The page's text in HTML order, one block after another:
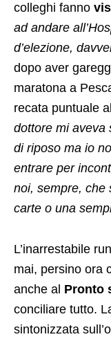
colleghi fanno
ad andare
d’elezione,
dopo aver
maratona a
recata puntuale
dottore mi aveva
di riposo ma io
entrare per
noi, sempre, che
carte o una
L’inarrestabile
mai, persino ora
anche al Pronto
conciliare tutto.
sintonizzata